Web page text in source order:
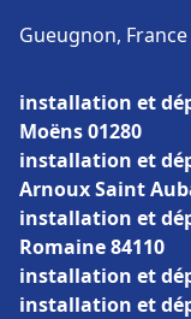
Gueugnon, France
installation et
Moëns 01280
installation et
Arnoux Saint
installation et
Romaine 84110
installation et
installation et